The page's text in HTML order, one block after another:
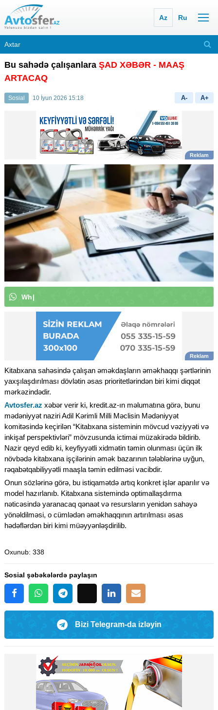
Az Ru
Bu sahədə çalışanlara ŞAD XƏBƏR - MAAŞ
ARTACAQ
Sosial 10 İyun 2026 15:18 A- A+
Wha
Kitabxana sahəsində çalışan əməkdaşların əməkhaqqı şərtlərinin
yaxşılaşdırılması dövlətin əsas prioritetlərindən biri kimi diqqət
mərkəzindədir.
Avtosfer.az xəbər verir ki, kredit.az-ın məlumatına görə, bunu
mədəniyyət naziri Adil Kərimli Milli Məclisin Mədəniyyət
komitəsində keçirilən “Kitabxana sisteminin mövcud vəziyyəti və
inkişaf perspektivləri” mövzusunda ictimai müzakirədə bildirib.
Nazir qeyd edib ki, keyfiyyətli xidmətin təmin olunması üçün ilk
növbədə kitabxana işçilərinin əmək bazarının tələblərinə uyğun,
rəqabətqabiliyyətli maaşla təmin edilməsi vacibdir.
Onun sözlərinə görə, bu istiqamətdə artıq konkret işlər aparılır və
model hazırlanıb. Kitabxana sistemində optimallaşdırma
nəticəsində yaranacaq qənaət və resursların yenidən sahəyə
yönəldilməsi, o cümlədən əməkhaqqının artırılması əsas
hədəflərdən biri kimi müəyyənləşdirilib.
Oxunub: 338
Sosial şəbəkələrdə paylaşın
Bizi Telegram-da izləyin